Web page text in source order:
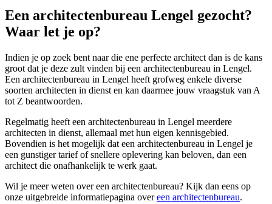
Een architectenbureau Lengel gezocht?
Waar let je op?
Indien je op zoek bent naar die ene perfecte architect dan is de kans
groot dat je deze zult vinden bij een architectenbureau in Lengel.
Een architectenbureau in Lengel heeft grofweg enkele diverse
soorten architecten in dienst en kan daarmee jouw vraagstuk van A
tot Z beantwoorden.
Regelmatig heeft een architectenbureau in Lengel meerdere
architecten in dienst, allemaal met hun eigen kennisgebied.
Bovendien is het mogelijk dat een architectenbureau in Lengel je
een gunstiger tarief of snellere oplevering kan beloven, dan een
architect die onafhankelijk te werk gaat.
Wil je meer weten over een architectenbureau? Kijk dan eens op
onze uitgebreide informatiepagina overeen architectenbureau.